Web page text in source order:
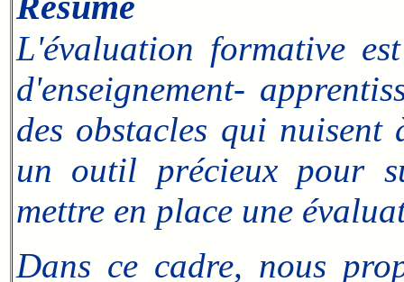
L'évaluation formative
d'enseignement-
des obstacles qui
un outil précieux pour
mettre en place une
Dans ce cadre, nous